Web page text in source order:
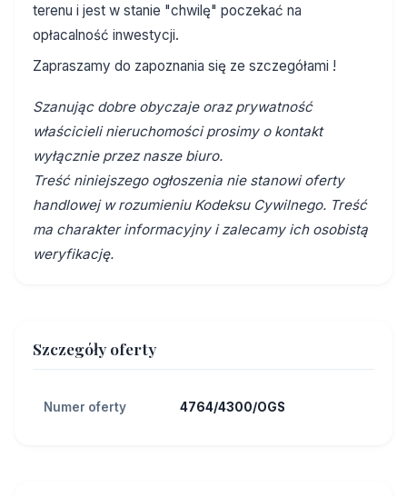
terenu i jest w stanie "chwilę" poczekać na
opłacalność inwestycji.
Zapraszamy do zapoznania się ze szczegółami !
Szanując dobre obyczaje oraz prywatność
właścicieli nieruchomości prosimy o kontakt
wyłącznie przez nasze biuro.
Treść niniejszego ogłoszenia nie stanowi oferty
handlowej w rozumieniu Kodeksu Cywilnego. Treść
ma charakter informacyjny i zalecamy ich osobistą
weryfikację.
Szczegóły oferty
Numer oferty 4764/4300/OGS